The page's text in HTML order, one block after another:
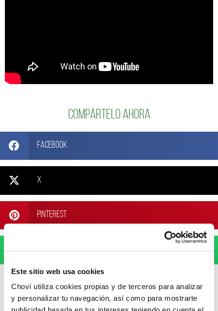
Este sitio web usa cookies
Choví utiliza cookies propias y de terceros para analizar
y personalizar tu navegación, así como para mostrarte
Compártelo ahora
Facebook
X
Pinterest
WhatsApp